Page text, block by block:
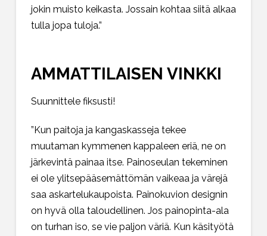
jokin muisto keikasta. Jossain kohtaa siitä alkaa
tulla jopa tuloja.”
AMMATTILAISEN VINKKI
Suunnittele fiksusti!
”Kun paitoja ja kangaskasseja tekee
muutaman kymmenen kappaleen eriä, ne on
järkevintä painaa itse. Painoseulan tekeminen
ei ole ylitsepääsemättömän vaikeaa ja värejä
saa askartelukaupoista. Painokuvion designin
on hyvä olla taloudellinen. Jos painopinta-ala
on turhan iso, se vie paljon väriä. Kun käsityötä